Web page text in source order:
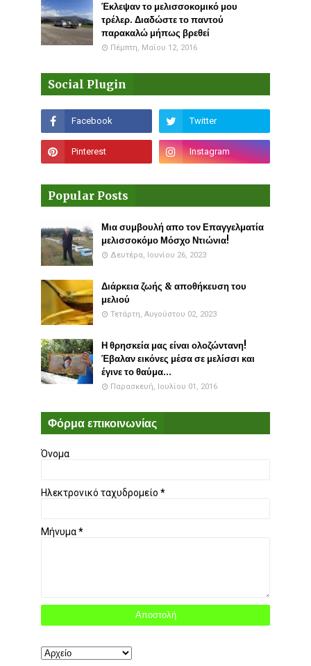
Έκλεψαν το μελισσοκομικό μου
τρέλερ. Διαδώστε το παντού
παρακαλώ μήπως βρεθεί
Πέμπτη, Μαΐου 12, 2016
Social Plugin
Popular Posts
Μια συμβουλή απο τον Επαγγελματία
μελισσοκόμο Μόσχο Ντιώνια!
Δευτέρα, Ιουνίου 26, 2023
Διάρκεια ζωής & αποθήκευση του
μελιού
Τετάρτη, Αυγούστου 02, 2023
Η θρησκεία μας είναι ολοζώντανη!
Έβαλαν εικόνες μέσα σε μελίσσι και
έγινε το θαύμα...
Παρασκευή, Ιουλίου 01, 2016
Φόρμα επικοινωνίας
Όνομα
Ηλεκτρονικό ταχυδρομείο *
Μήνυμα*